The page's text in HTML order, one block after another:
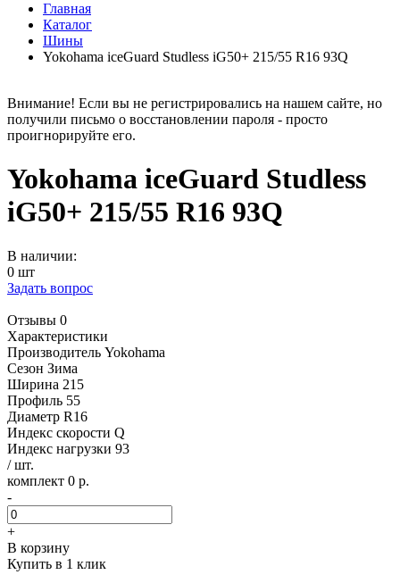
Главная
Каталог
Шины
Yokohama iceGuard Studless iG50+ 215/55 R16 93Q
Внимание! Если вы не регистрировались на нашем сайте, но
получили письмо о восстановлении пароля - просто
проигнорируйте его.
Yokohama iceGuard Studless
iG50+ 215/55 R16 93Q
В наличии:
0 шт
Задать вопрос
Отзывы 0
Характеристики
Производитель Yokohama
Сезон Зима
Ширина 215
Профиль 55
Диаметр R16
Индекс скорости Q
Индекс нагрузки 93
/ шт.
комплект 0 р.
-
+
В корзину
Купить в 1 клик